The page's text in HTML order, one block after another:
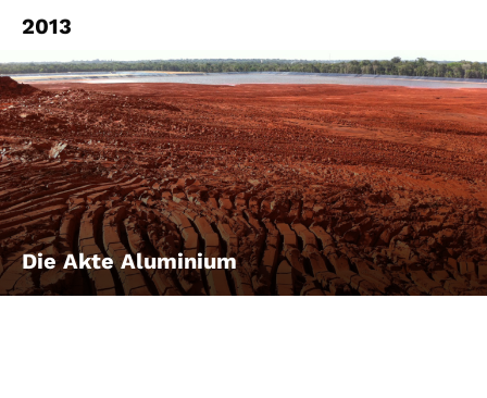
2013
Die Akte Aluminium